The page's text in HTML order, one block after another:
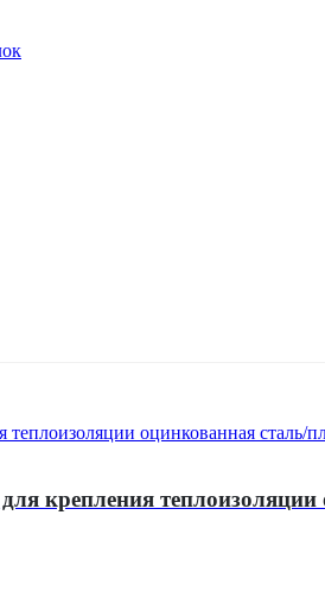
крепления теплоизоляции